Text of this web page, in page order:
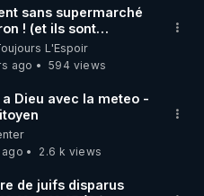
la loi Gayssot fut
Le professeur
me dit: "Le texte
la contestation
contre l’humanité
été commis’. C’est
pour nous, car
condamner, les
prouver que
contestés ont
le débat
sans supermarché
! (et ils sont
L'Espoir
ago
594 views
Dieu avec la meteo -
2.6 k views
de juifs disparus